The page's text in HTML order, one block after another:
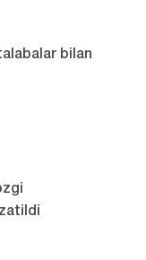
bilan